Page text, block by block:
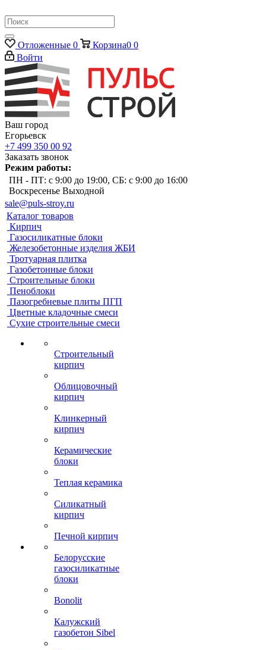
Отложенные 0 Корзина0 0
Войти
Ваш город
Егорьевск
+7 499 350 00 92
Заказать звонок
Режим работы:
ПН - ПТ: с 9:00 до 19:00, СБ: с 9:00 до 16:00
Воскресенье Выходной
sale@puls-stroy.ru
Каталог товаров
Кирпич
Газосиликатные блоки
Железобетонные изделия ЖБИ
Тротуарная плитка
Газобетонные блоки
Строительные блоки
Пеноблоки
Пазогребневые плиты ПГП
Цветные кладочные смеси
Сухие строительные смеси
Строительный
кирпич
Облицовочный
кирпич
Клинкерный
кирпич
Керамические
блоки
Теплая керамика
Силикатный
кирпич
Печной кирпич
Белорусские
газосиликатные
блоки
Bonolit
Калужский
газобетон Sibel